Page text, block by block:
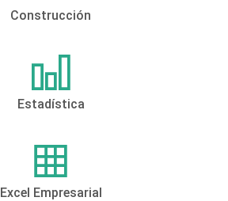
Construcción
Estadística
Excel Empresarial